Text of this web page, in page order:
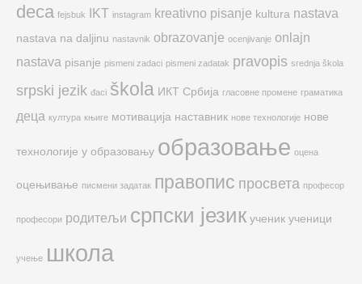
deca fejsbuk IKT instagram kreativno pisanje kultura nastava
nastava na daljinu nastavnik obrazovanje ocenjivanje onlajn
nastava pisanje pismeni zadaci pismeni zadatak pravopis srednja škola
srpski jezik đaci škola ИКТ Србија гласовне промене граматика
деца култура књиге мотивација наставник нове технологије нове
технологије у образовању образовање оцена
оцењивање писмени задатак правопис просвета професор
професори родитељи српски језик ученик ученици
учење школа